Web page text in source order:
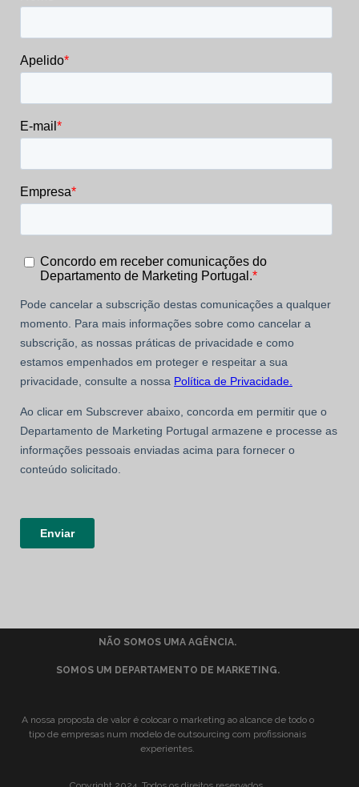
NÃO SOMOS UMA AGÊNCIA.
SOMOS UM DEPARTAMENTO DE MARKETING.
A nossa proposta de valor é colocar o marketing ao alcance de todo o
tipo de empresas num modelo de outsourcing com profissionais
experientes.